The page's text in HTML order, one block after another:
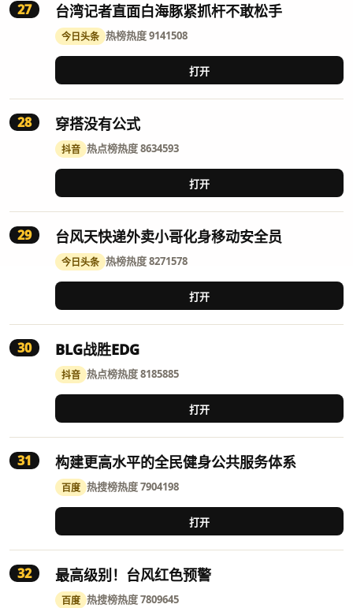
27 台湾记者直面白海豚紧抓杆不敢松手
今日头条 热榜热度 9141508
打开
28 穿搭没有公式
抖音 热点榜热度 8634593
打开
29 台风天快递外卖小哥化身移动安全员
今日头条 热榜热度 8271578
打开
30 BLG战胜EDG
抖音 热点榜热度 8185885
打开
31 构建更高水平的全民健身公共服务体系
百度 热搜榜热度 7904198
打开
32 最高级别！台风红色预警
百度 热搜榜热度 7809645